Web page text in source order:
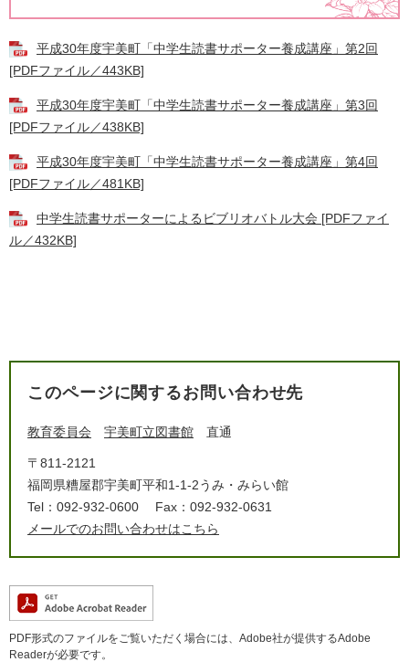
平成30年度宇美町「中学生読書サポーター養成講座」第2回
[PDFファイル／443KB]
平成30年度宇美町「中学生読書サポーター養成講座」第3回
[PDFファイル／438KB]
平成30年度宇美町「中学生読書サポーター養成講座」第4回
[PDFファイル／481KB]
中学生読書サポーターによるビブリオバトル大会 [PDFファイ
ル／432KB]
このページに関するお問い合わせ先
教育委員会 宇美町立図書館 直通
〒811-2121
福岡県糟屋郡宇美町平和1-1-2うみ・みらい館
Tel：092-932-0600
Fax：092-932-0631
メールでのお問い合わせはこちら
PDF形式のファイルをご覧いただく場合には、Adobe社が提供するAdobe
Readerが必要です。